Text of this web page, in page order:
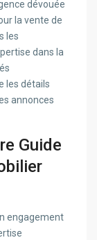
dévouée
la vente de
les
dans la
les détails
annonces
Guide
engagement